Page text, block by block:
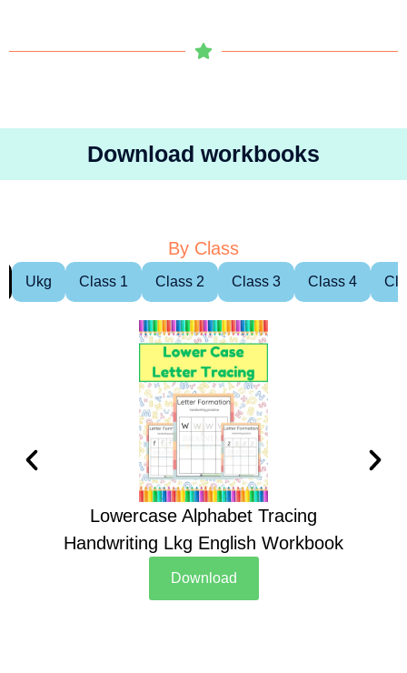
Download workbooks
By Class
Ukg Class 1 Class 2 Class 3 Class 4
Lowercase Alphabet Tracing
Handwriting Lkg English Workbook
Download